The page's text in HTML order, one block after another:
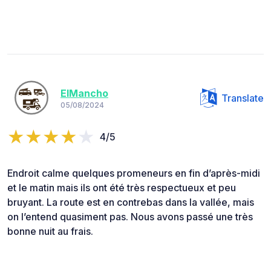
ElMancho
05/08/2024
Translate
4/5
Endroit calme quelques promeneurs en fin d’après-midi
et le matin mais ils ont été très respectueux et peu
bruyant. La route est en contrebas dans la vallée, mais
on l’entend quasiment pas. Nous avons passé une très
bonne nuit au frais.